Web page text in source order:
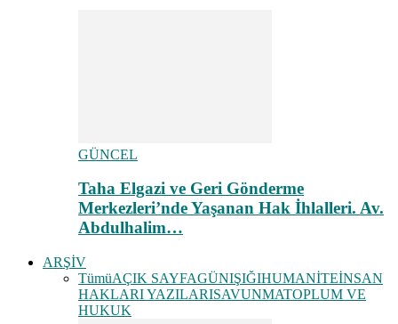
GÜNCEL
Taha Elgazi ve Geri Gönderme
Merkezleri’nde Yaşanan Hak İhlalleri. Av.
Abdulhalim…
ARŞİV
TümüAÇIK SAYFAGÜNIŞIĞIHUMANİTEİNSAN
HAKLARI YAZILARISAVUNMATOPLUM VE
HUKUK